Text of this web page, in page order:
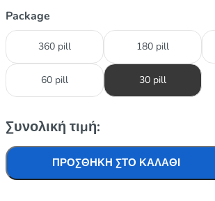
Package
360 pill 180 pill
60 pill 30 pill
Συνολική τιμή:
ΠΡΟΣΘΉΚΗ ΣΤΟ ΚΑΛΆΘΙ